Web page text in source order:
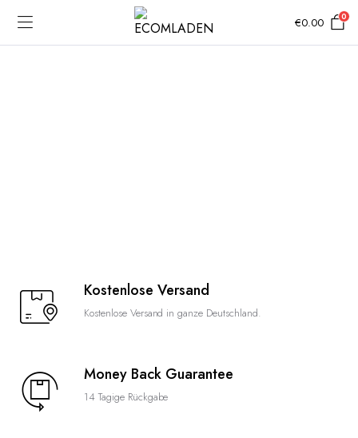
€0.00 0
Kostenlose Versand
Kostenlose Versand in ganze Deutschland.
Money Back Guarantee
14 Tagige Rückgabe